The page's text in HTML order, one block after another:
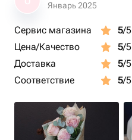
Январь 2025
Сервис магазина 5/5
Цена/Качество
5/5
Доставка
5/5
Соответствие
5/5